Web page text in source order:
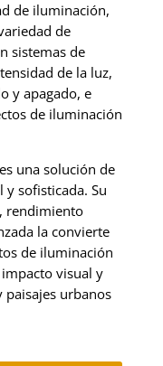
de iluminación,
de
sistemas de
de la luz,
y apagado, e
de iluminación
una solución de
sofisticada. Su
rendimiento
la convierte
de iluminación
visual y
urbanos